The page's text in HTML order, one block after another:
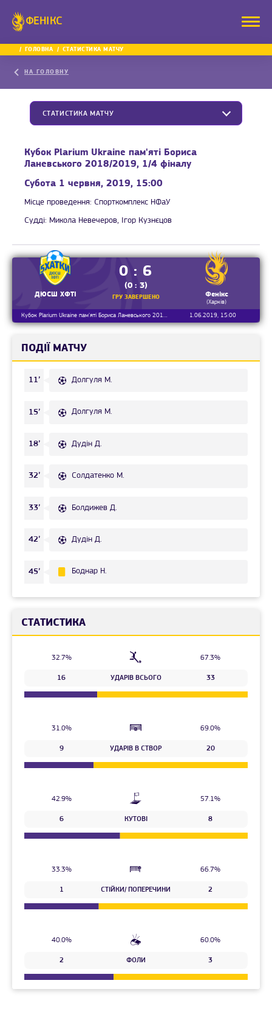
ФЕНІКС
ГОЛОВНА СТАТИСТИКА МАТЧУ
НА ГОЛОВНУ
СТАТИСТИКА МАТЧУ
Кубок Plarium Ukraine пам'яті Бориса
Ланевського 2018/2019, 1/4 фіналу
Субота 1 червня, 2019, 15:00
Місце проведення: Спорткомплекс НФаУ
Судді: Микола Невечеров, Ігор Кузнєцов
ДЮСШ ХФТІ
0 : 6
(0 : 3)
ГРУ ЗАВЕРШЕНО Фенікс
(Харків)
Кубок Plarium Ukraine пам'яті Бориса Ланевського 2018/2019, 1/4 фіналу
1.06.2019, 15:00
ПОДІЇ МАТЧУ
11’ Долгуля М.
15’ Долгуля М.
18’ Дудін Д.
32’ Солдатенко М.
33’ Болдижев Д.
42’ Дудін Д.
45’ Боднар Н.
СТАТИСТИКА
32.7% 67.3%
16 УДАРІВ ВСЬОГО 33
31.0% 69.0%
9 УДАРІВ В СТВОР 20
42.9% 57.1%
6 КУТОВІ 8
33.3% 66.7%
1 СТІЙКИ/ ПОПЕРЕЧИНИ 2
40.0% 60.0%
2 ФОЛИ 3